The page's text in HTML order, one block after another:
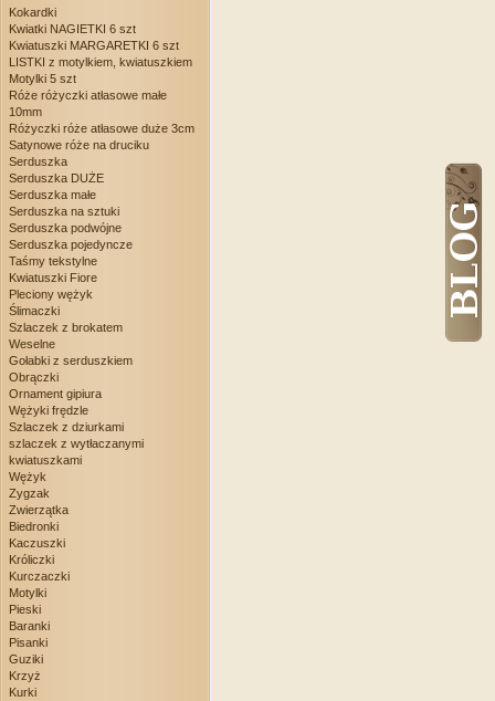
Kokardki
Kwiatki NAGIETKI 6 szt
Kwiatuszki MARGARETKI 6 szt
LISTKI z motylkiem, kwiatuszkiem
Motylki 5 szt
Róże różyczki atłasowe małe
10mm
Różyczki róże atłasowe duże 3cm
Satynowe róże na druciku
Serduszka
Serduszka DUŻE
Serduszka małe
Serduszka na sztuki
Serduszka podwójne
Serduszka pojedyncze
Taśmy tekstylne
Kwiatuszki Fiore
Pleciony wężyk
Ślimaczki
Szlaczek z brokatem
Weselne
Gołabki z serduszkiem
Obrączki
Ornament gipiura
Wężyki frędzle
Szlaczek z dziurkami
szlaczek z wytłaczanymi
kwiatuszkami
Wężyk
Zygzak
Zwierzątka
Biedronki
Kaczuszki
Króliczki
Kurczaczki
Motylki
Pieski
Baranki
Pisanki
Guziki
Krzyż
Kurki